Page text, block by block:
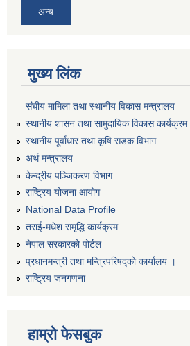
अन्य
मुख्य लिंक
संघीय मामिला तथा स्थानीय विकास मन्त्रालय
स्थानीय शासन तथा सामुदायिक विकास कार्यक्रम
स्थानीय पूर्वाधार तथा कृषि सडक विभाग
अर्थ मन्त्रालय
केन्द्रीय पञ्जिकरण विभाग
राष्ट्रिय योजना आयोग
National Data Profile
तराई-मधेश समृद्धि कार्यक्रम
नेपाल सरकारको पोर्टल
प्रधानमन्त्री तथा मन्त्रिपरिषद्को कार्यालय ।
राष्ट्रिय जनगणना
हाम्रो फेसबुक